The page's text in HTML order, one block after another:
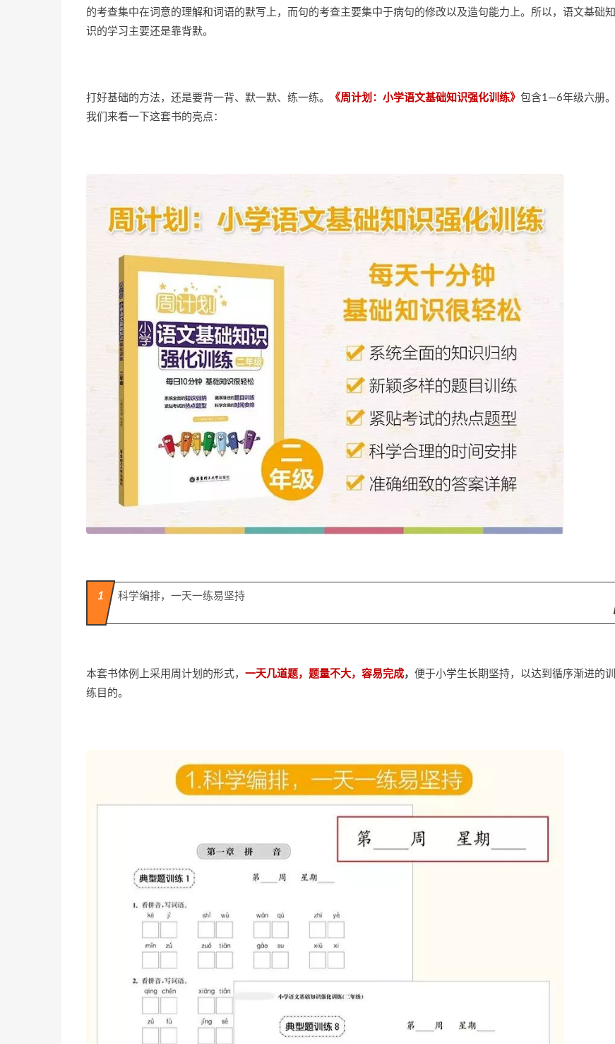
的考查集中在词意的理解和词语的默写上，而句的考查主要集中于病句的修改以及造句能力上。所以，语文基础知
识的学习主要还是靠背默。
打好基础的方法，还是要背一背、默一默、练一练。 《周 计划： 小学语文基础知识强化训练》 包含1—6年级六册。
我们来看一下这套书的亮点：
1 科学编排，一天一练易坚持
本套书体例上采用周计划的形式， 一天几道题，题量不大，容易完成， 便于小学生长期坚持，以达到循序渐进的训
练目的。